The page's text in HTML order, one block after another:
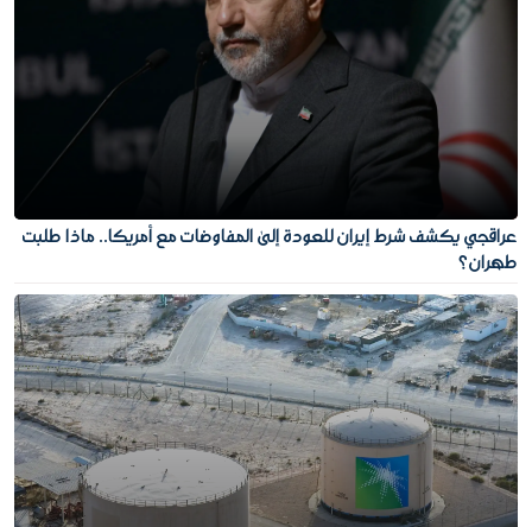
عراقجي يكشف شرط إيران للعودة إلى المفاوضات مع أمريكا.. ماذا طلبت
طهران؟